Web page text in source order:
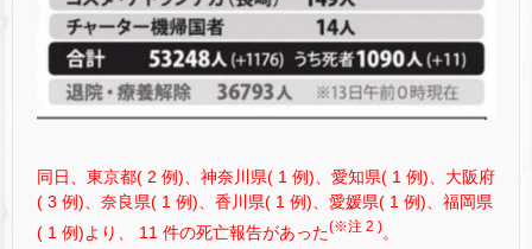
同日、東京都( 2 例)、神奈川県( 1 例)、愛知県( 1 例)、大阪府
( 3 例)、奈良県( 1 例)、香川県( 1 例)、愛媛県( 1 例)、福岡県
( 1 例)より、 11 件の死亡報告があった(※注 2 )。